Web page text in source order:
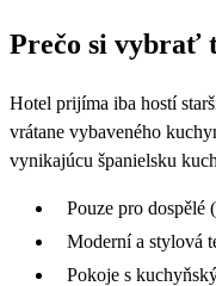
Prečo si vybrať
Hotel prijíma iba hostí
vrátane vybaveného
vynikajúcu španielsku
Pouze pro dospělé
Moderní a stylová
Pokoje s